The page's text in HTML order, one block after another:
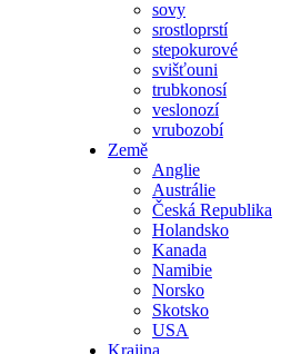
sovy
srostloprstí
stepokurové
svišťouni
trubkonosí
veslonozí
vrubozobí
Země
Anglie
Austrálie
Česká Republika
Holandsko
Kanada
Namibie
Norsko
Skotsko
USA
Krajina